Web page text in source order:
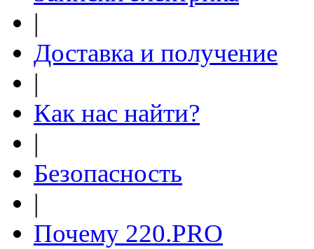
|
Доставка и получение
|
Как нас найти?
|
Безопасность
|
Почему 220.PRO